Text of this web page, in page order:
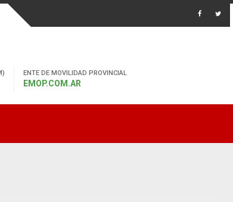
ENTE DE MOVILIDAD PROVINCIAL
EMOP.COM.AR